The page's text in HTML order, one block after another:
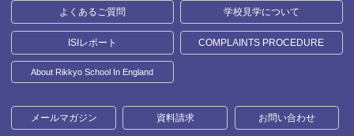
よくあるご質問 学校見学について
ISIレポート COMPLAINTS PROCEDURE
About Rikkyo School In England
メールマガジン 資料請求 お問い合わせ